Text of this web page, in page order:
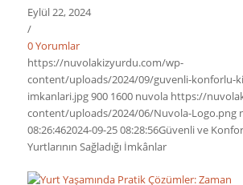
Eylül 22, 2024
/
0 Yorumlar
https://nuvolakizyurdu.com/wp-
content/uploads/2024/09/guvenli-konforlu-
imkanlari.jpg900 1600 nuvola https://
content/uploads/2024/06/Nuvola-Logo.png
08:26:462024-09-25 08:28:56Güvenli ve
Yurtlarının Sağladığı İmkânlar